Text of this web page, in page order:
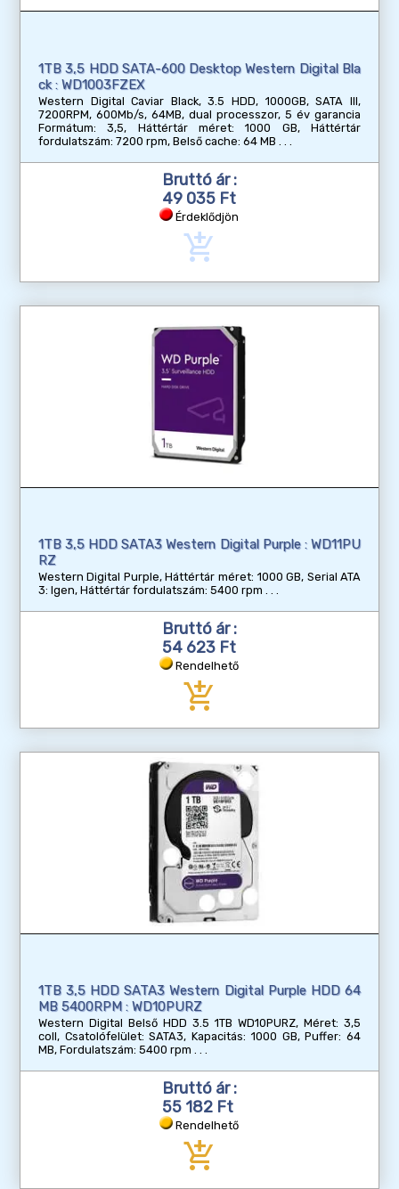
1TB 3,5 HDD SATA-600 Desktop Western Digital Bla
ck : WD1003FZEX
Western Digital Caviar Black, 3.5 HDD, 1000GB, SATA III,
7200RPM, 600Mb/s, 64MB, dual processzor, 5 év garancia
Formátum: 3,5, Háttértár méret: 1000 GB, Háttértár
fordulatszám: 7200 rpm, Belső cache: 64 MB
Bruttó ár :
49 035 Ft
Érdeklődjön
add_shopping_cart
1TB 3,5 HDD SATA3 Western Digital Purple : WD11PU
RZ
Western Digital Purple, Háttértár méret: 1000 GB, Serial ATA
3: Igen, Háttértár fordulatszám: 5400 rpm
Bruttó ár :
54 623 Ft
Rendelhető
add_shopping_cart
1TB 3,5 HDD SATA3 Western Digital Purple HDD 64
MB 5400RPM : WD10PURZ
Western Digital Belső HDD 3.5 1TB WD10PURZ, Méret: 3,5
coll, Csatolófelület: SATA3, Kapacitás: 1000 GB, Puffer: 64
MB, Fordulatszám: 5400 rpm
Bruttó ár :
55 182 Ft
Rendelhető
add_shopping_cart